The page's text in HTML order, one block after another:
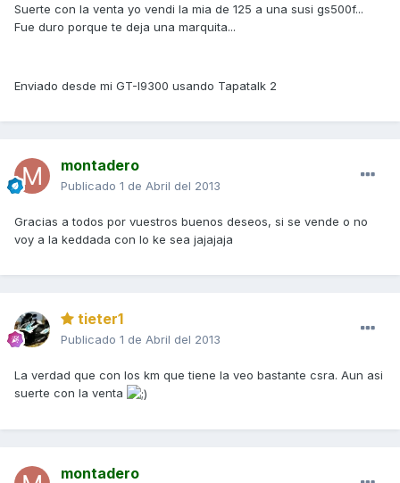
Suerte con la venta yo vendi la mia de 125 a una susi gs500f...
Fue duro porque te deja una marquita...
Enviado desde mi GT-I9300 usando Tapatalk 2
montadero
Publicado 1 de Abril del 2013
Gracias a todos por vuestros buenos deseos, si se vende o no
voy a la keddada con lo ke sea jajajaja
tieter1
Publicado 1 de Abril del 2013
La verdad que con los km que tiene la veo bastante csra. Aun asi
suerte con la venta
montadero